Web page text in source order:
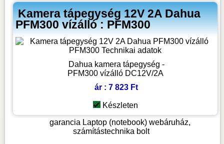
Kamera tápegység 12V 2A Dahua
PFM300 vízálló : PFM300
Dahua kamera tápegység -
PFM300 vízálló DC12V/2A
ár : 7 823 Ft
Készleten
garancia Laptop (notebook) webáruház,
számítástechnika bolt